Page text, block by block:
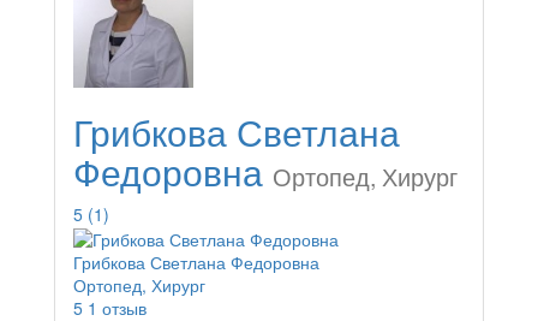
Грибкова Светлана
Федоровна Ортопед, Хирург
5 (1)
Грибкова Светлана Федоровна
Ортопед, Хирург
5 1 отзыв